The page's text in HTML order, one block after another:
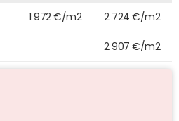
1 972 €/m2 2 724 €/m2
2 907 €/m2